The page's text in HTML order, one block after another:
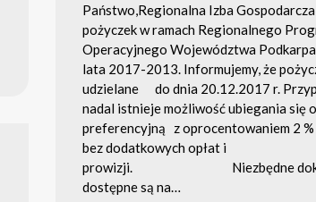
Państwo,Regionalna Izba
pożyczek w ramach Regionalnego
Operacyjnego Województwa
lata 2017-2013. Informujemy, że
udzielane do dnia 20.12.2017 r.
nadal istnieje możliwość ubiegania się
preferencyjną z oprocentowaniem 2 %
bez dodatkowych opłat i
prowizji. Niezbędne
dostępne są na…